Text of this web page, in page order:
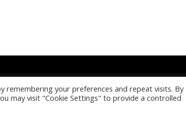
remembering your preferences and repeat visits. By
may visit "Cookie Settings" to provide a controlled